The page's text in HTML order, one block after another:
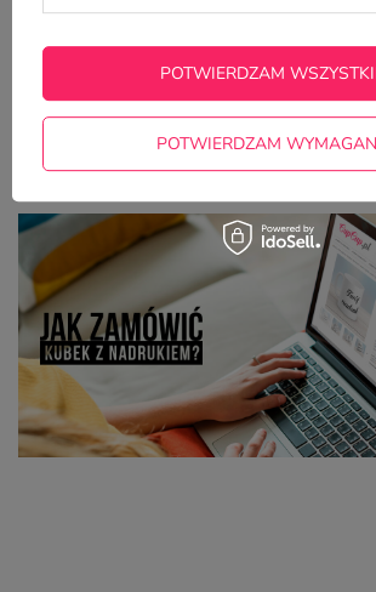
Jak zamówić kubek z nadrukiem?
POTWIERDZAM
POTWIERDZAM